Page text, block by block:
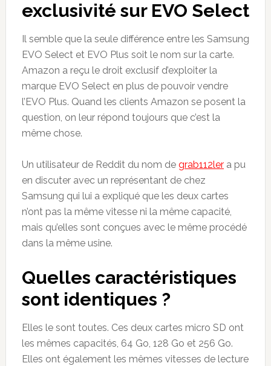
exclusivité sur EVO Select
Il semble que la seule différence entre les Samsung
EVO Select et EVO Plus soit le nom sur la carte.
Amazon a reçu le droit exclusif d’exploiter la
marque EVO Select en plus de pouvoir vendre
l’EVO Plus. Quand les clients Amazon se posent la
question, on leur répond toujours que c’est la
même chose.
Un utilisateur de Reddit du nom de grab112lera pu
en discuter avec un représentant de chez
Samsung qui lui a expliqué que les deux cartes
n’ont pas la même vitesse ni la même capacité,
mais qu’elles sont conçues avec le même procédé
dans la même usine.
Quelles caractéristiques
sont identiques ?
Elles le sont toutes. Ces deux cartes micro SD ont
les mêmes capacités, 64 Go, 128 Go et 256 Go.
Elles ont également les mêmes vitesses de lecture